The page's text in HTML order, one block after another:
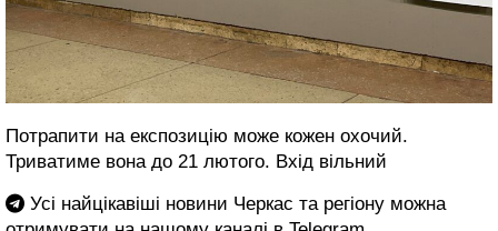
Потрапити на експозицію може кожен охочий.
Триватиме вона до 21 лютого. Вхід вільний
Усі найцікавіші новини Черкас та регіону можна